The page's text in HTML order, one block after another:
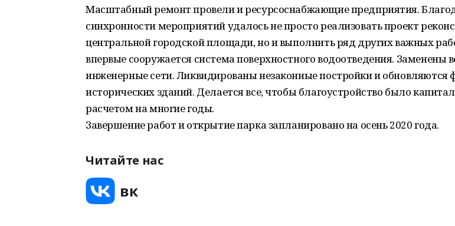
Масштабный ремонт провели и ресурсоснабжающие предприятия.
синхронности мероприятий удалось не просто реализовать проект
центральной городской площади, но и выполнить ряд других важных
впервые сооружается система поверхностного водоотведения. Заменены
инженерные сети. Ликвидированы незаконные постройки и обновляются
исторических зданий. Делается все, чтобы благоустройство было
расчетом на многие годы.
Завершение работ и открытие парка запланировано на осень 2020 года.
Читайте нас